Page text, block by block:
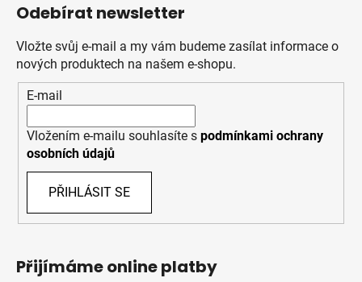
Odebírat newsletter
Vložte svůj e-mail a my vám budeme zasílat informace o
nových produktech na našem e-shopu.
E-mail
Vložením e-mailu souhlasíte s podmínkami ochrany
osobních údajů
PŘIHLÁSIT SE
Přijímáme online platby